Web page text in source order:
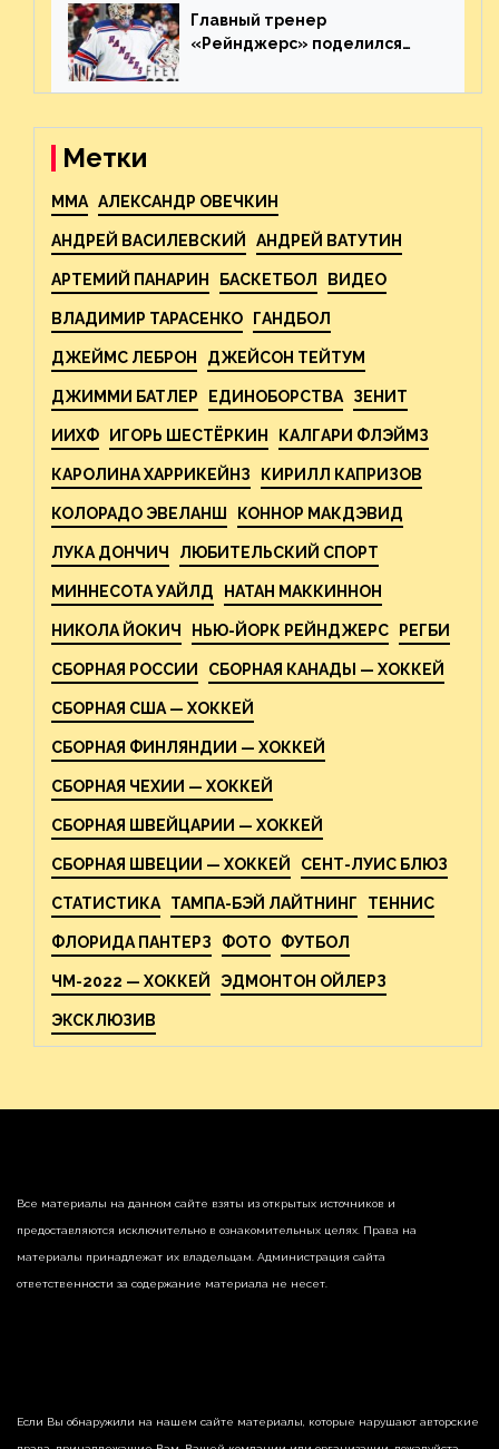
Главный тренер
«Рейнджерс» поделился
предстоящего финала
Метки
MMA АЛЕКСАНДР ОВЕЧКИН
АНДРЕЙ ВАСИЛЕВСКИЙ АНДРЕЙ ВАТУТИН
АРТЕМИЙ ПАНАРИН БАСКЕТБОЛ ВИДЕО
ВЛАДИМИР ТАРАСЕНКО ГАНДБОЛ
ДЖЕЙМС ЛЕБРОН ДЖЕЙСОН ТЕЙТУМ
ДЖИММИ БАТЛЕР ЕДИНОБОРСТВА ЗЕНИТ
ИИХФ ИГОРЬ ШЕСТЁРКИН КАЛГАРИ ФЛЭЙМЗ
КАРОЛИНА ХАРРИКЕЙНЗ КИРИЛЛ КАПРИЗОВ
КОЛОРАДО ЭВЕЛАНШ КОННОР МАКДЭВИД
ЛУКА ДОНЧИЧ ЛЮБИТЕЛЬСКИЙ СПОРТ
МИННЕСОТА УАЙЛД НАТАН МАККИННОН
НИКОЛА ЙОКИЧ НЬЮ-ЙОРК РЕЙНДЖЕРС РЕГБИ
СБОРНАЯ РОССИИ СБОРНАЯ КАНАДЫ — ХОККЕЙ
СБОРНАЯ США — ХОККЕЙ
СБОРНАЯ ФИНЛЯНДИИ — ХОККЕЙ
СБОРНАЯ ЧЕХИИ — ХОККЕЙ
СБОРНАЯ ШВЕЙЦАРИИ — ХОККЕЙ
СБОРНАЯ ШВЕЦИИ — ХОККЕЙ СЕНТ-ЛУИС БЛЮЗ
СТАТИСТИКА ТАМПА-БЭЙ ЛАЙТНИНГ ТЕННИС
ФЛОРИДА ПАНТЕРЗ ФОТО ФУТБОЛ
ЧМ-2022 — ХОККЕЙ ЭДМОНТОН ОЙЛЕРЗ
ЭКСКЛЮЗИВ
Все материалы на данном сайте взяты из открытых источников и
предоставляются исключительно в ознакомительных целях. Права на
материалы принадлежат их владельцам. Администрация сайта
ответственности за содержание материала не несет.
Если Вы обнаружили на нашем сайте материалы, которые нарушают авторские